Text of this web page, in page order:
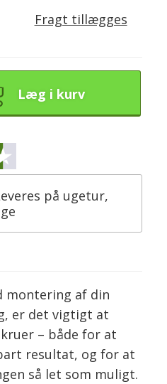
Fragt tillægges
Læg i kurv
på ugetur,
montering af din
er det vigtigt at
– både for at
resultat, og for at
så let som muligt.